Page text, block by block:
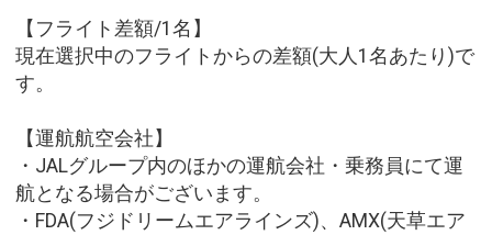
【フライト差額/1名】
現在選択中のフライトからの差額(大人1名あたり)で
す。
【運航航空会社】
・JALグループ内のほかの運航会社・乗務員にて運
航となる場合がございます。
・FDA(フジドリームエアラインズ)、AMX(天草エア